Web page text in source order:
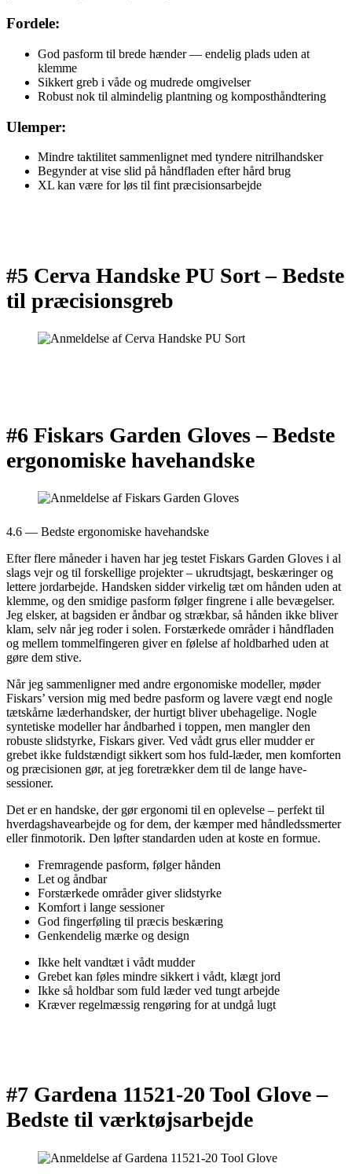
Fordele:
God pasform til brede hænder — endelig plads uden at
klemme
Sikkert greb i våde og mudrede omgivelser
Robust nok til almindelig plantning og komposthåndtering
Ulemper:
Mindre taktilitet sammenlignet med tyndere nitrilhandsker
Begynder at vise slid på håndfladen efter hård brug
XL kan være for løs til fint præcisionsarbejde
#5 Cerva Handske PU Sort –Bedste
til præcisionsgreb
#6 Fiskars Garden Gloves –Bedste
ergonomiske havehandske
4.6 — Bedste ergonomiske havehandske
Efter flere måneder i haven har jeg testet Fiskars Garden Gloves i al
slags vejr og til forskellige projekter – ukrudtsjagt, beskæringer og
lettere jordarbejde. Handsken sidder virkelig tæt om hånden uden at
klemme, og den smidige pasform følger fingrene i alle bevægelser.
Jeg elsker, at bagsiden er åndbar og strækbar, så hånden ikke bliver
klam, selv når jeg roder i solen. Forstærkede områder i håndfladen
og mellem tommelfingeren giver en følelse af holdbarhed uden at
gøre dem stive.
Når jeg sammenligner med andre ergonomiske modeller, møder
Fiskars’ version mig med bedre pasform og lavere vægt end nogle
tætskårne læderhandsker, der hurtigt bliver ubehagelige. Nogle
syntetiske modeller har åndbarhed i toppen, men mangler den
robuste slidstyrke, Fiskars giver. Ved vådt grus eller mudder er
grebet ikke fuldstændigt sikkert som hos fuld-læder, men komforten
og præcisionen gør, at jeg foretrækker dem til de lange have-
sessioner.
Det er en handske, der gør ergonomi til en oplevelse – perfekt til
hverdagshavearbejde og for dem, der kæmper med håndledssmerter
eller finmotorik. Den løfter standarden uden at koste en formue.
Fremragende pasform, følger hånden
Let og åndbar
Forstærkede områder giver slidstyrke
Komfort i lange sessioner
God fingerføling til præcis beskæring
Genkendelig mærke og design
Ikke helt vandtæt i vådt mudder
Grebet kan føles mindre sikkert i vådt, klægt jord
Ikke så holdbar som fuld læder ved tungt arbejde
Kræver regelmæssig rengøring for at undgå lugt
#7 Gardena 11521-20 Tool Glove –
Bedste til værktøjsarbejde